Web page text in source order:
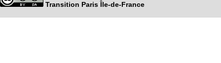
Transition Paris Île-de-France